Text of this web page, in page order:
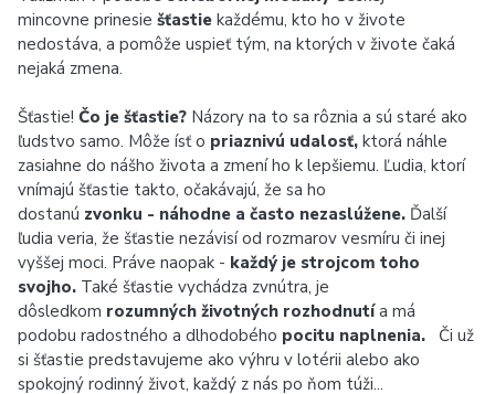
mincovne prinesie šťastie každému, kto ho v živote
nedostáva, a pomôže uspieť tým, na ktorých v živote čaká
nejaká zmena.
Šťastie! Čo je šťastie? Názory na to sa rôznia a sú staré ako
ľudstvo samo. Môže ísť o priaznivú udalosť, ktorá náhle
zasiahne do nášho života a zmení ho k lepšiemu. Ľudia, ktorí
vnímajú šťastie takto, očakávajú, že sa ho
dostanú zvonku - náhodne a často nezaslúžene. Ďalší
ľudia veria, že šťastie nezávisí od rozmarov vesmíru či inej
vyššej moci. Práve naopak - každý je strojcom toho
svojho. Také šťastie vychádza zvnútra, je
dôsledkom rozumných životných rozhodnutía má
podobu radostného a dlhodobého pocitu naplnenia. Či už
si šťastie predstavujeme ako výhru v lotérii alebo ako
spokojný rodinný život, každý z nás po ňom túži...